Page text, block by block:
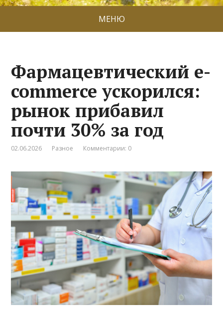
МЕНЮ
Фармацевтический e-
commerce ускорился:
рынок прибавил
почти 30% за год
02.06.2026 Разное Комментарии: 0